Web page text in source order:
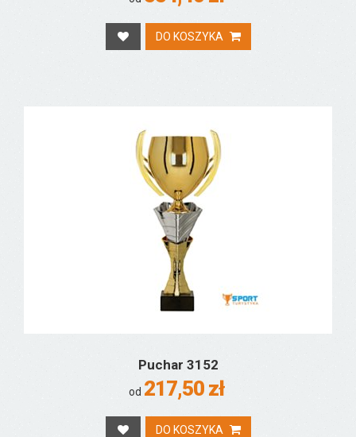
DO KOSZYKA
Puchar 3152
od 217,50 zł
DO KOSZYKA